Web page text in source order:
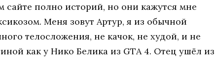
сайте полно историй, но они кажутся мне
Меня зовут Артур, я из обычной
телосложения, не качок, не худой, и не
как у Нико Белика из GTA 4. Отец ушёл из